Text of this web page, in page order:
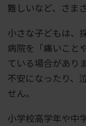
難しいなど、さま
小さな子どもは、
病院を「痛いこと
ている場合があり
不安になったり、
せん。
小学校高学年や中